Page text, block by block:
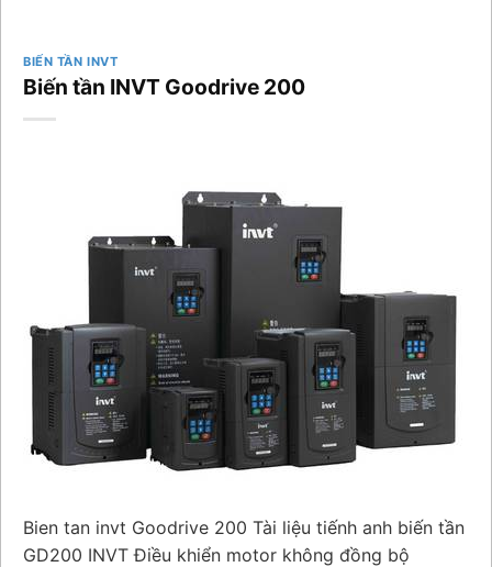
BIẾN TẦN INVT
Biến tần INVT Goodrive 200
Bien tan invt Goodrive 200 Tài liệu tiếnh anh biến tần
GD200 INVT Điều khiển motor không đồng bộ